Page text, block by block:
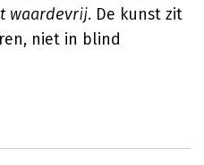
waardevrij. De kunst zit
niet in blind